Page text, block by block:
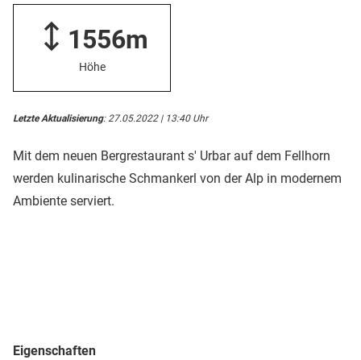
1556m
Höhe
Letzte Aktualisierung: 27.05.2022 | 13:40 Uhr
Mit dem neuen Bergrestaurant s' Urbar auf dem Fellhorn
werden kulinarische Schmankerl von der Alp in modernem
Ambiente serviert.
Eigenschaften